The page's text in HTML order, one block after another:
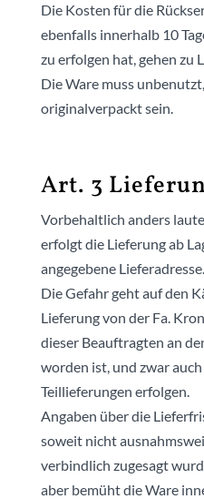
Die Kosten für die
ebenfalls innerhalb 10
zu erfolgen hat, gehen zu
Die Ware muss
originalverpackt sein.
Art. 3
Vorbehaltlich anders
erfolgt die Lieferung ab
angegebene Lieferadresse.
Die Gefahr geht auf den
Lieferung von der Fa.
dieser Beauftragten an
worden ist, und zwar
Teillieferungen erfolgen.
Angaben über die
soweit nicht
verbindlich zugesagt
aber bemüht die Ware